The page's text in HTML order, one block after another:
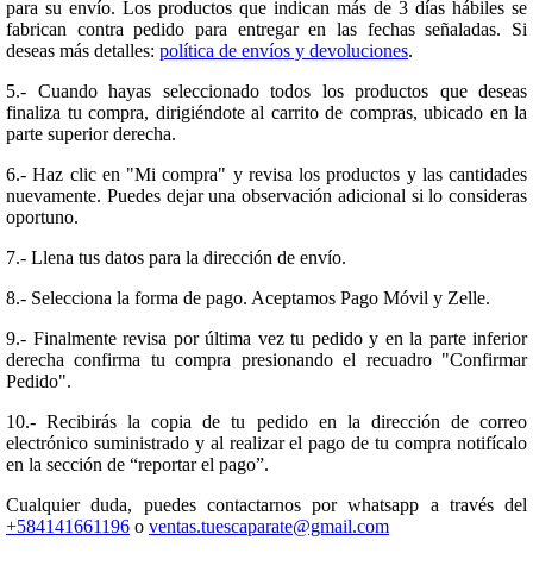
para su envío. Los productos que indican más de 3 días hábiles se
fabrican contra pedido para entregar en las fechas señaladas. Si
deseas más detalles: política de envíos y devoluciones.
5.- Cuando hayas seleccionado todos los productos que deseas
finaliza tu compra, dirigiéndote al carrito de compras, ubicado en la
parte superior derecha.
6.- Haz clic en "Mi compra" y revisa los productos y las cantidades
nuevamente. Puedes dejar una observación adicional si lo consideras
oportuno.
7.- Llena tus datos para la dirección de envío.
8.- Selecciona la forma de pago. Aceptamos Pago Móvil y Zelle.
9.- Finalmente revisa por última vez tu pedido y en la parte inferior
derecha confirma tu compra presionando el recuadro "Confirmar
Pedido".
10.- Recibirás la copia de tu pedido en la dirección de correo
electrónico suministrado y al realizar el pago de tu compra notifícalo
en la sección de “reportar el pago”.
Cualquier duda, puedes contactarnos por whatsapp a través del
+584141661196 o ventas.tuescaparate@gmail.com